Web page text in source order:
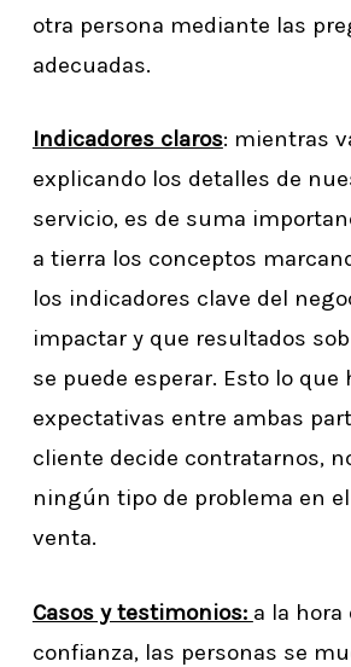
otra persona mediante las
adecuadas.
Indicadores claros: mientras
explicando los detalles de
servicio, es de suma
a tierra los conceptos
los indicadores clave del
impactar y que resultados
se puede esperar. Esto lo que
expectativas entre ambas
cliente decide contratarnos,
ningún tipo de problema en
venta.
Casos y testimonios: a la hora
confianza, las personas se